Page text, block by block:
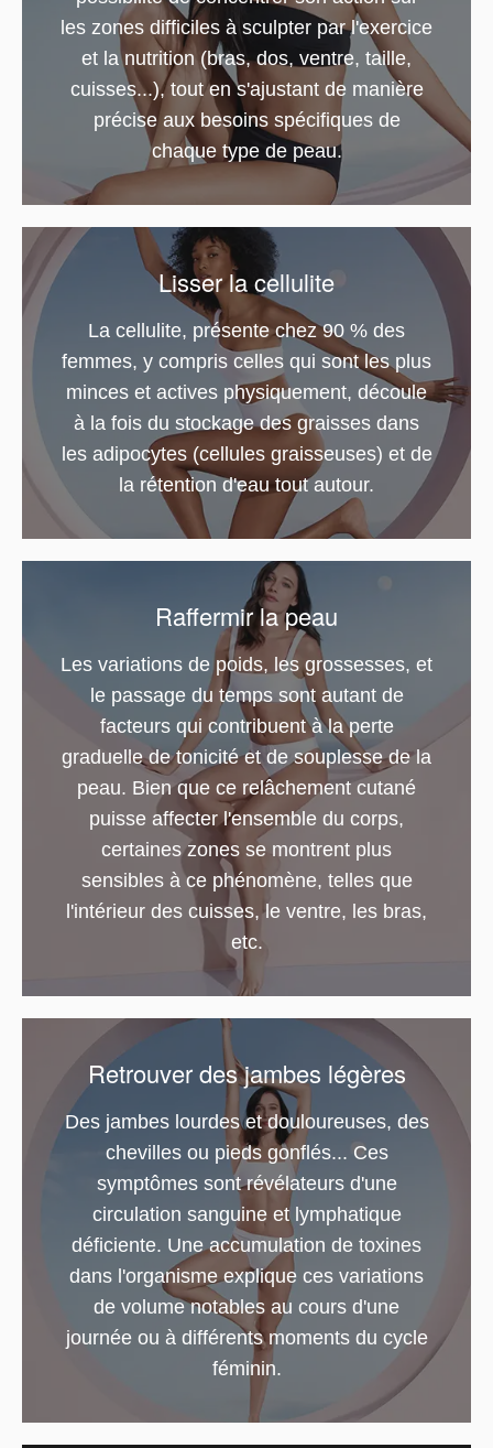
les zones difficiles à sculpter par l'exercice
et la nutrition (bras, dos, ventre, taille,
cuisses...), tout en s'ajustant de manière
précise aux besoins spécifiques de
chaque type de peau.
Lisser la cellulite
La cellulite, présente chez 90 % des
femmes, y compris celles qui sont les plus
minces et actives physiquement, découle
à la fois du stockage des graisses dans
les adipocytes (cellules graisseuses) et de
la rétention d'eau tout autour.
Raffermir la peau
Les variations de poids, les grossesses, et
le passage du temps sont autant de
facteurs qui contribuent à la perte
graduelle de tonicité et de souplesse de la
peau. Bien que ce relâchement cutané
puisse affecter l'ensemble du corps,
certaines zones se montrent plus
sensibles à ce phénomène, telles que
l'intérieur des cuisses, le ventre, les bras,
etc.
Retrouver des jambes légères
Des jambes lourdes et douloureuses, des
chevilles ou pieds gonflés... Ces
symptômes sont révélateurs d'une
circulation sanguine et lymphatique
déficiente. Une accumulation de toxines
dans l'organisme explique ces variations
de volume notables au cours d'une
journée ou à différents moments du cycle
féminin.